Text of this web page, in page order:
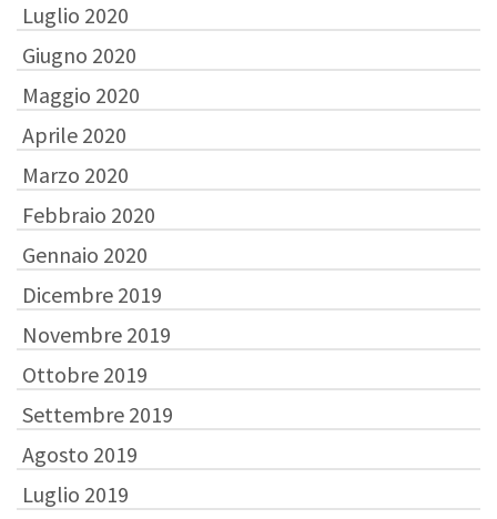
Luglio 2020
Giugno 2020
Maggio 2020
Aprile 2020
Marzo 2020
Febbraio 2020
Gennaio 2020
Dicembre 2019
Novembre 2019
Ottobre 2019
Settembre 2019
Agosto 2019
Luglio 2019